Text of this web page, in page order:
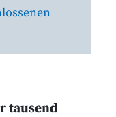
tausend